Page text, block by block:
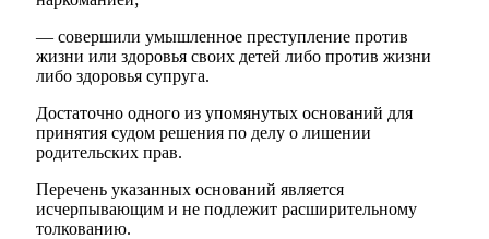
— совершили умышленное преступление против
жизни или здоровья своих детей либо против жизни
либо здоровья супруга.
Достаточно одного из упомянутых оснований для
принятия судом решения по делу о лишении
родительских прав.
Перечень указанных оснований является
исчерпывающим и не подлежит расширительному
толкованию.
Мэр